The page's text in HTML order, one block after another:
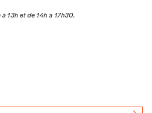
13h et de 14h à 17h30.